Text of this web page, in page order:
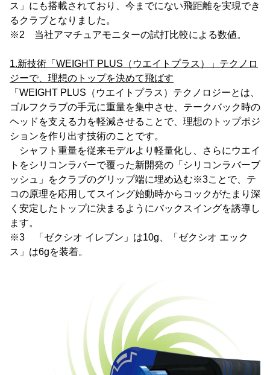
ス」にも搭載されており、今までにない飛距離を実現でき
るクラブとなりました。
※2 当社アマチュアモニターの試打比較による数値。
1.新技術「WEIGHT PLUS（ウエイトプラス）」テクノロ
ジーで、理想のトップを決めて飛ばす
「WEIGHT PLUS（ウエイトプラス）テクノロジーとは、
ゴルフクラブの手元に重量を集中させ、テークバック時の
ヘッドを支える力を軽減させることで、理想のトップポジ
ションを作り出す技術のことです。
シャフト重量を従来モデルより軽量化し、さらにウエイ
トをシリコンラバーで覆った新開発の「シリコンラバーブ
ッシュ」をクラブのグリップ端に埋め込む※3ことで、テ
コの原理を応用してスイング始動時からコックがたまり深
く安定したトップに決まるようにバックスイングを誘導し
ます。
※3 「ゼクシオ イレブン」は10g、「ゼクシオ エック
ス」は6gを装着。